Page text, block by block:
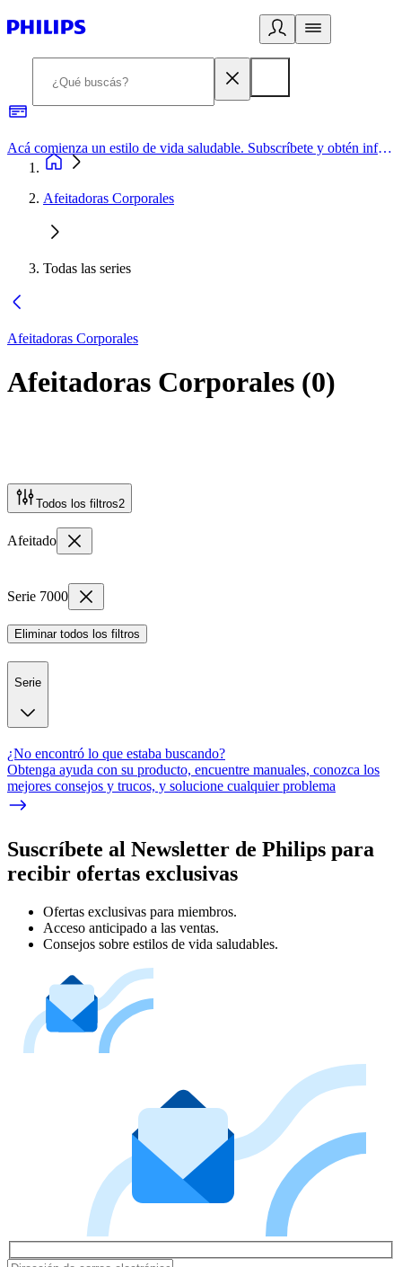
Acá comienza un estilo de vida saludable. Subscríbete y obtén información de primera mano
Afeitadoras Corporales
Todas las series
Afeitadoras Corporales
Afeitadoras Corporales (0)
Todos los filtros2
Afeitado
Serie 7000
Eliminar todos los filtros
Serie
¿No encontró lo que estaba buscando?
Obtenga ayuda con su producto, encuentre manuales, conozca los
mejores consejos y trucos, y solucione cualquier problema
Suscríbete al Newsletter de Philips para
recibir ofertas exclusivas
Ofertas exclusivas para miembros.
Acceso anticipado a las ventas.
Consejos sobre estilos de vida saludables.